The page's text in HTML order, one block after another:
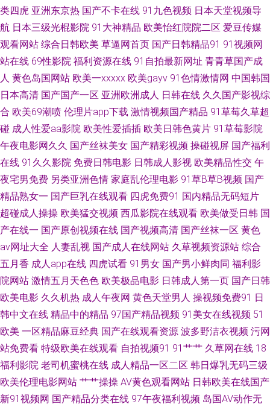
午夜国产在线视频 欧美亚洲天堂网 九一色综合 97视频 91pron福利视频 91
视频国产精品 亚洲婷婷成人网 福利研究所网址导航 欧美国产日韩在线 九一
在线网止 波多野吉依久久 91在线导航 91导航福利 五月丁香六月婷图片 欧美
麻豆国产作爱91 精品九九 肏屄视频播放 91美眉网 91茄子成品传媒 中文字
幕有码无码 91制片场性爱视频 第一福利区导航 久久6无码中文 日韩精品国
产乱码久 性情AV 91刺激网站 91强奸 91在线视频国 岛国电影 黄色人人操B
欧美人妖调教 色五月网站新入口 韩国伦理妈妈的朋友 伊人99久久八挂海 91
大神论理少妇 九九网络视频 日本a区国产精品水牛 在线91福利 91巨炮美女
网站 91真人实操 九九热导航 三级片1024 1024在线视频 91青娱乐国产视频
超碰91资源网站 久久国产性爱电影 深爱网五月婷婷 91国产黑丝在线 91在线
观看免费 大香蕉之老司机 韩国伦理片av 伦理精品 日韩福利精品网站 91康先
类四虎 亚洲东京热 国产不卡在线 91九色视频 日本天堂视频导
航 日本三级光棍影院 91大神精品 欧美怡红院院二区 爱豆传媒
观看网站 综合日韩欧美 草逼网首页 国产日韩精品91 91视频网
站在线 69性影院 福利资源在线 91自拍最新网址 青青草国产成
人 黄色岛国网站 欧美一xxxxx 欧美gayv 91色情激情网 中国韩国
日本高清 国产国产一区 亚洲欧洲成人 日韩在线 久久国产影视综
合 欧美69潮喷 伦理片app下载 激情视频国产精品 91草莓久草超
碰 成人性爱aa影院 欧美性爱插插 欧美日韩色黄片 91草莓影院
午夜电影网久久 国产丝袜美女 国产精彩视频 操碰视屏 国产福利
在线 91久久影院 免费日韩电影 日韩成人影视 欧美精品性交 午
夜宅男免费 另类亚洲色情 家庭乱伦理电影 91草B草B视频 国产
精品熟女一 国产巨乳在线观看 四虎免费91 国内精品无码短片
超碰成人操操 欧美猛交视频 西瓜影院在线观看 欧美做受日韩 国
产在线一 国产原创视频在线 国产视频高清 国产丝袜一区 黄色
av网址大全 人妻乱视 国产成人在线网站 久草视频资源站 综合
五月香 成人app在线 四虎试看 91男女 国产男小鲜肉同 福利影
院网站 激情五月天色色 欧美极品电影 日韩成人第一页 国产日韩
欧美电影 久久机热 成人午夜网 黄色天堂男人 操视频免费91 日
韩中文在线 精品中的精品 97国产精品视频 91美女在线视频 51
欧美 一区精品麻豆经典 国产在线观看资源 波多野洁衣视频 污网
站免费看 特级欧美在线观看 自拍视频91 91艹艹 久草网在线 18
福利影院 老司机蜜桃在线 成人精品一区二区 韩日爆乳无码三级
欧美伦理电影网站 艹艹操操 AV黄色观看网站 日韩欧美在线国产
新91视频网 国产精品分类在线 97午夜福利视频 岛国AV动作无